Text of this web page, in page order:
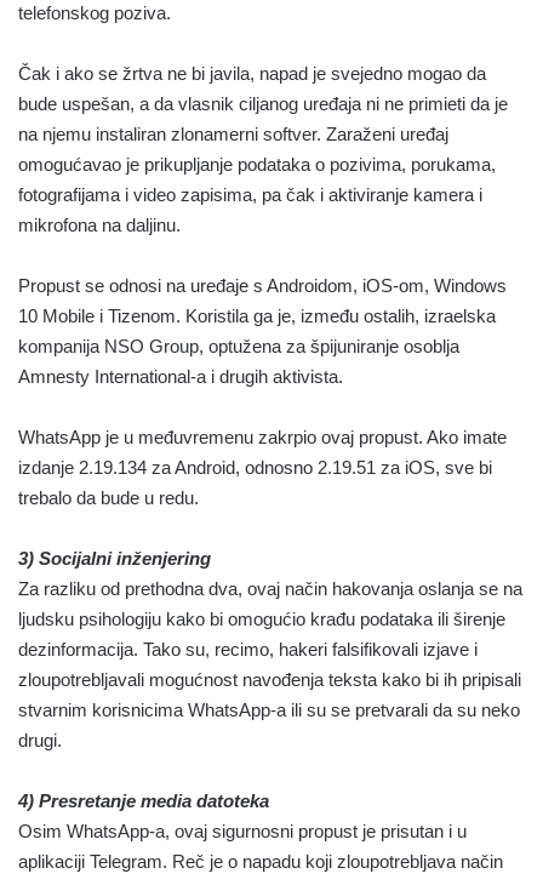
telefonskog poziva.
Čak i ako se žrtva ne bi javila, napad je svejedno mogao da
bude uspešan, a da vlasnik ciljanog uređaja ni ne primieti da je
na njemu instaliran zlonamerni softver. Zaraženi uređaj
omogućavao je prikupljanje podataka o pozivima, porukama,
fotografijama i video zapisima, pa čak i aktiviranje kamera i
mikrofona na daljinu.
Propust se odnosi na uređaje s Androidom, iOS-om, Windows
10 Mobile i Tizenom. Koristila ga je, između ostalih, izraelska
kompanija NSO Group, optužena za špijuniranje osoblja
Amnesty International-a i drugih aktivista.
WhatsApp je u međuvremenu zakrpio ovaj propust. Ako imate
izdanje 2.19.134 za Android, odnosno 2.19.51 za iOS, sve bi
trebalo da bude u redu.
3) Socijalni inženjering
Za razliku od prethodna dva, ovaj način hakovanja oslanja se na
ljudsku psihologiju kako bi omogućio krađu podataka ili širenje
dezinformacija. Tako su, recimo, hakeri falsifikovali izjave i
zloupotrebljavali mogućnost navođenja teksta kako bi ih pripisali
stvarnim korisnicima WhatsApp-a ili su se pretvarali da su neko
drugi.
4) Presretanje media datoteka
Osim WhatsApp-a, ovaj sigurnosni propust je prisutan i u
aplikaciji Telegram. Reč je o napadu koji zloupotrebljava način